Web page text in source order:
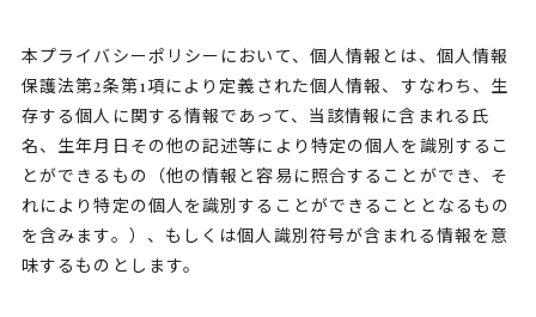
本プライバシーポリシーにおいて、個人情報とは、個人情報
保護法第2条第1項により定義された個人情報、すなわち、生
存する個人に関する情報であって、当該情報に含まれる氏
名、生年月日その他の記述等により特定の個人を識別するこ
とができるもの（他の情報と容易に照合することができ、そ
れにより特定の個人を識別することができることとなるもの
を含みます。）、もしくは個人識別符号が含まれる情報を意
味するものとします。